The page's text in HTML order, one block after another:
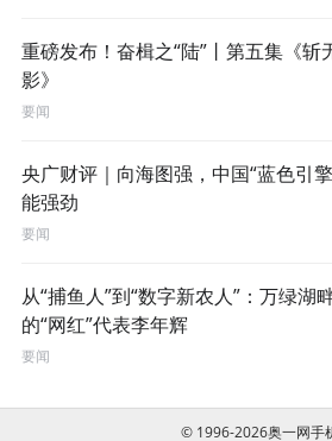
重磅发布！奋楫之“陆”丨第五集《斩
影》
要闻
央广财评｜向海图强，中国“蓝色引
能强劲
要闻
从“捕鱼人”到“数字新农人”：万绿湖
的“网红”代表李年辉
要闻
© 1996-2026奥一网手